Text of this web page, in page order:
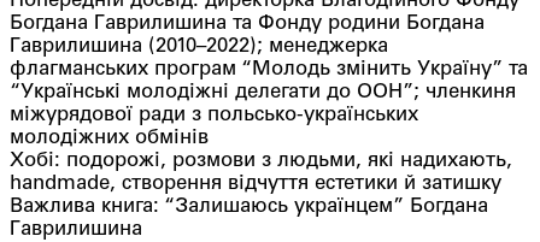
Богдана Гаврилишина та Фонду родини Богдана
Гаврилишина (2010–2022); менеджерка
флагманських програм “Молодь змінить Україну” та
“Українські молодіжні делегати до ООН”; членкиня
міжурядової ради з польсько-українських
молодіжних обмінів
Хобі: подорожі, розмови з людьми, які надихають,
handmade, створення відчуття естетики й затишку
Важлива книга: “Залишаюсь українцем” Богдана
Гаврилишина